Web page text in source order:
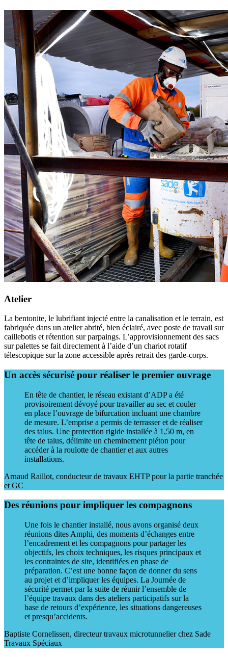
Atelier
La bentonite, le lubrifiant injecté entre la canalisation et le terrain, est
fabriquée dans un atelier abrité, bien éclairé, avec poste de travail sur
caillebotis et rétention sur parpaings. L’approvisionnement des sacs
sur palettes se fait directement à l’aide d’un chariot rotatif
télescopique sur la zone accessible après retrait des garde-corps.
Un accès sécurisé pour réaliser le premier ouvrage
En tête de chantier, le réseau existant d’ADP a été
provisoirement dévoyé pour travailler au sec et couler
en place l’ouvrage de bifurcation incluant une chambre
de mesure. L’emprise a permis de terrasser et de réaliser
des talus. Une protection rigide installée à 1,50 m, en
tête de talus, délimite un cheminement piéton pour
accéder à la roulotte de chantier et aux autres
installations.
Arnaud Raillot, conducteur de travaux EHTP pour la partie tranchée
et GC
Des réunions pour impliquer les compagnons
Une fois le chantier installé, nous avons organisé deux
réunions dites Amphi, des moments d’échanges entre
l’encadrement et les compagnons pour partager les
objectifs, les choix techniques, les risques principaux et
les contraintes de site, identifiées en phase de
préparation. C’est une bonne façon de donner du sens
au projet et d’impliquer les équipes. La Journée de
sécurité permet par la suite de réunir l’ensemble de
l’équipe travaux dans des ateliers participatifs sur la
base de retours d’expérience, les situations dangereuses
et presqu’accidents.
Baptiste Cornelissen, directeur travaux microtunnelier chez Sade
Travaux Spéciaux